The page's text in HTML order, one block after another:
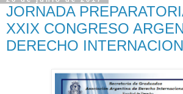
JORNADA
XXIX CONGRESO
DERECHO